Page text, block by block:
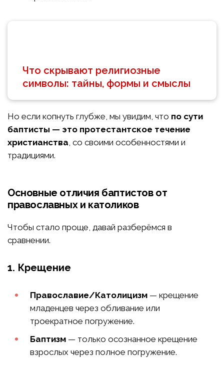
Что скрывают религиозные
символы: тайны, формы и смыслы
Но если копнуть глубже, мы увидим, что по сути
баптисты — это протестантское течение
христианства, со своими особенностями и
традициями.
Основные отличия баптистов от
православных и католиков
Чтобы стало проще, давай разберёмся в
сравнении.
1. Крещение
Православие/Католицизм — крещение
младенцев через обливание или
троекратное погружение.
Баптизм — только осознанное крещение
взрослых через полное погружение.